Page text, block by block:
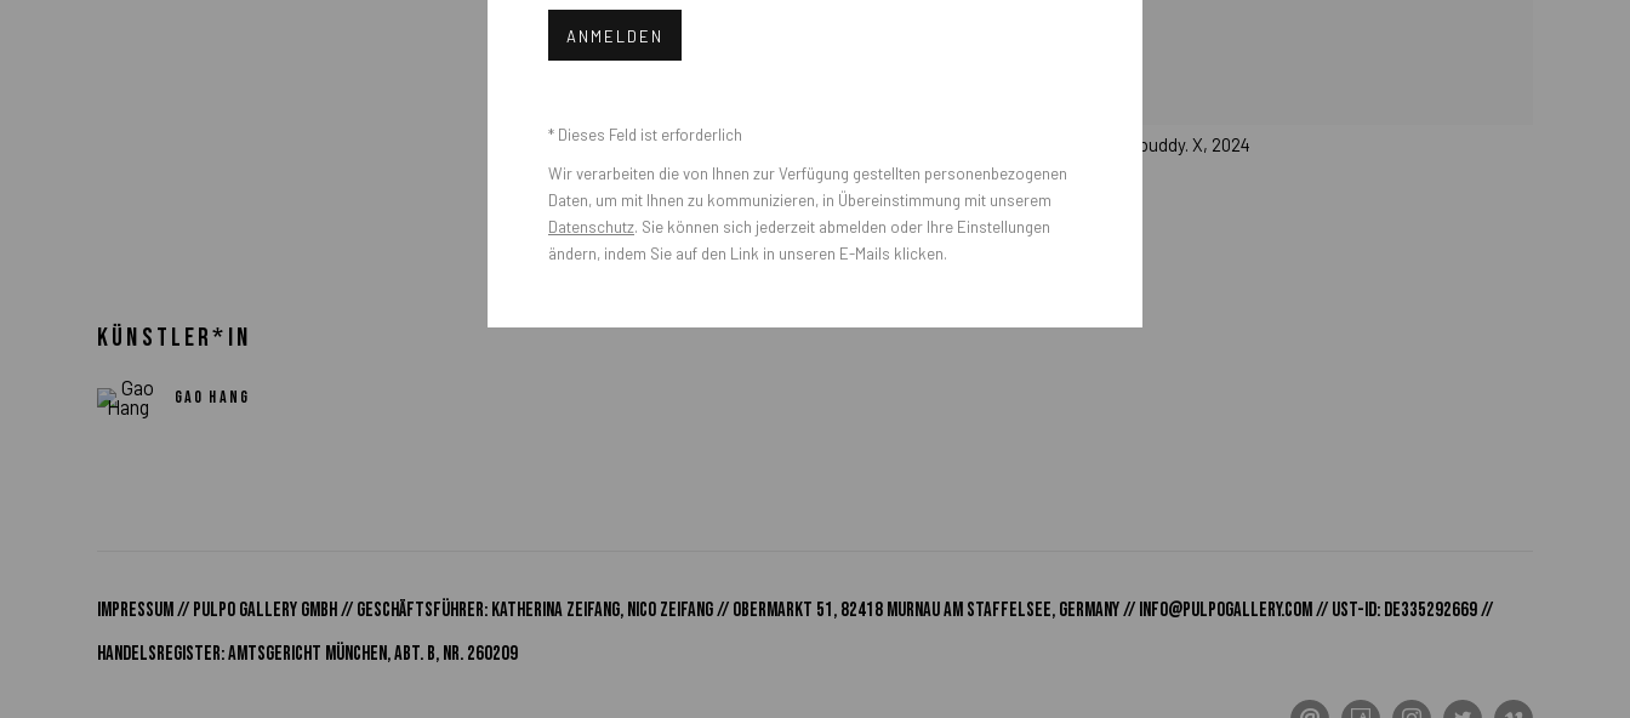
Gao Hang, You are also simulated, buddy. X, 2024
KÜNSTLER*IN
GAO HANG
Impressum // Pulpo Gallery Gmbh // Geschäftsführer: Katherina Zeifang, Nico Zeifang // Obermarkt 51, 82418 Murnau am Staffelsee, Germany // info@pulpogallery.com// USt-ID: DE335292669 //
Handelsregister: Amtsgericht München, Abt. B, Nr. 260209
ANMELDEN
* Dieses Feld ist erforderlich
Wir verarbeiten die von Ihnen zur Verfügung gestellten personenbezogenen
Daten, um mit Ihnen zu kommunizieren, in Übereinstimmung mit unserem
Datenschutz. Sie können sich jederzeit abmelden oder Ihre Einstellungen
ändern, indem Sie auf den Link in unseren E-Mails klicken.